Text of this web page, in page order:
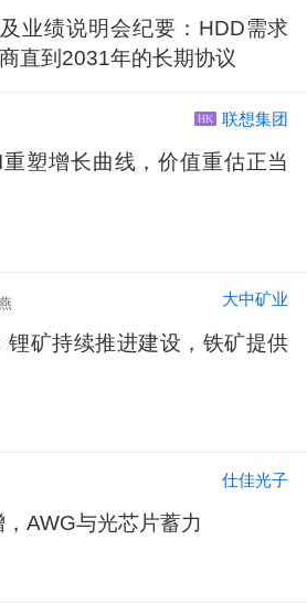
业绩说明会纪要：HDD需求
直到2031年的长期协议
HK 联想集团
塑增长曲线，价值重估正当
大中矿业
锂矿持续推进建设，铁矿提供
仕佳光子
AWG与光芯片蓄力